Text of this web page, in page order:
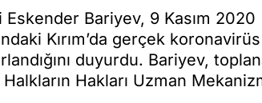
Eskender Bariyev, 9 Kasım 2020
Kırım’da gerçek koronavirüs
duyurdu. Bariyev,
Hakları Uzman